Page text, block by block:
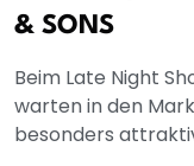
& SONS
Beim Late Night
warten in den
besonders